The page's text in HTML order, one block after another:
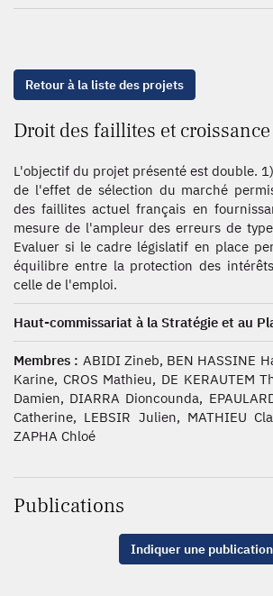
Retour à la liste des projets
Droit des faillites et croissance
L'objectif du projet présenté est double.
de l'effet de sélection du marché
des faillites actuel français en
mesure de l'ampleur des erreurs de
Evaluer si le cadre législatif en place
équilibre entre la protection des
celle de l'emploi.
Haut-commissariat à la Stratégie et au
Membres : ABIDI Zineb, BEN HASSINE
Karine, CROS Mathieu, DE KERAUTEM
Damien, DIARRA Dioncounda,
Catherine, LEBSIR Julien, MATHIEU
ZAPHA Chloé
Publications
Indiquer une publication